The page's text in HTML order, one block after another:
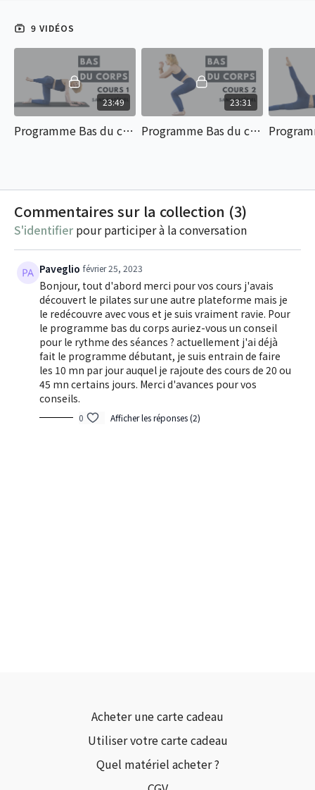
9 VIDÉOS
23:49
Programme Bas du corps - Cours N°1 (sans matériel)
23:31
Programme Bas du corps - Cours N°2 (sans matériel)
Commentaires sur la collection (3)
S'identifier pour participer à la conversation
Paveglio février 25, 2023
Bonjour, tout d'abord merci pour vos cours j'avais
découvert le pilates sur une autre plateforme mais je
le redécouvre avec vous et je suis vraiment ravie. Pour
le programme bas du corps auriez-vous un conseil
pour le rythme des séances ? actuellement j'ai déjà
fait le programme débutant, je suis entrain de faire
les 10 mn par jour auquel je rajoute des cours de 20 ou
45 mn certains jours. Merci d'avances pour vos
conseils.
0 Afficher les réponses (2)
Acheter une carte cadeau
Utiliser votre carte cadeau
Quel matériel acheter ?